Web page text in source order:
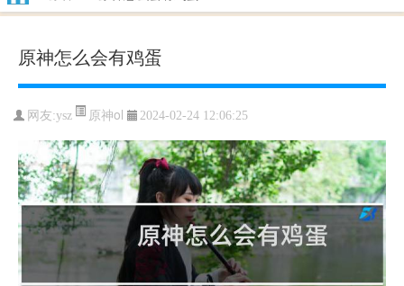
原神怎么会有鸡蛋
网友:ysz 原神ol 2024-02-24 12:06:25